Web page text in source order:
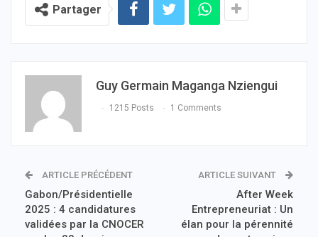
Partager
Guy Germain Maganga Nziengui
1215 Posts 1 Comments
ARTICLE PRÉCÉDENT
Gabon/Présidentielle
2025 : 4 candidatures
validées par la CNOCER
ARTICLE SUIVANT
After Week
Entrepreneuriat : Un
élan pour la pérennité